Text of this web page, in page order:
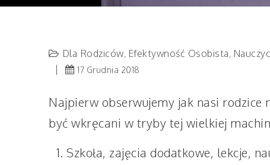
Dla Rodziców, Efektywność Osobista,
17 Grudnia 2018
Najpierw obserwujemy jak nasi rodzice
być wkręcani w tryby tej wielkiej
Szkoła, zajęcia dodatkowe, lekcje,